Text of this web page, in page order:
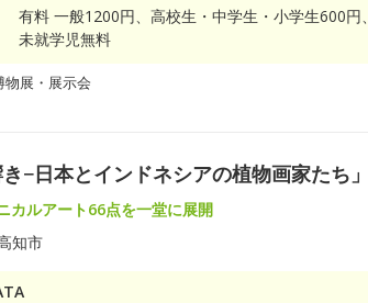
有料 一般1200円、高校生・中学生・小学生600円、
未就学児無料
物展・展示会
−日本とインドネシアの植物画家たち」
カルアート66点を一堂に展開
知市